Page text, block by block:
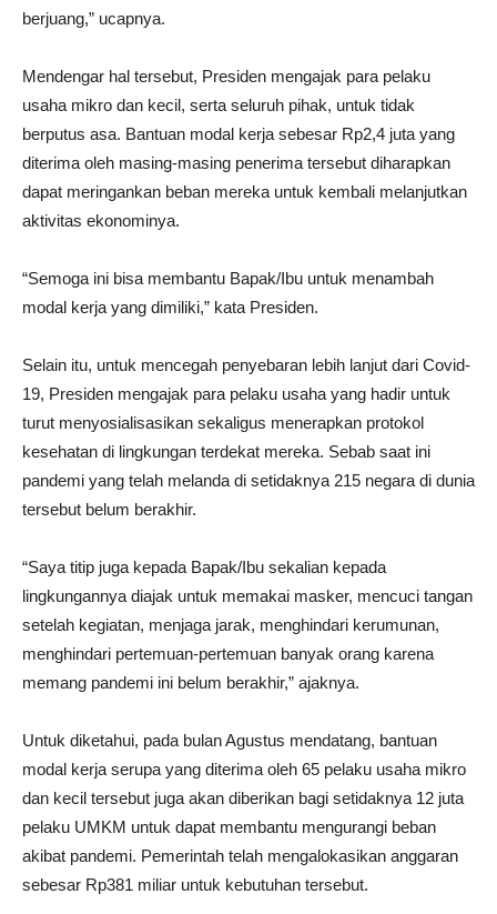
berjuang,” ucapnya.
Mendengar hal tersebut, Presiden mengajak para pelaku
usaha mikro dan kecil, serta seluruh pihak, untuk tidak
berputus asa. Bantuan modal kerja sebesar Rp2,4 juta yang
diterima oleh masing-masing penerima tersebut diharapkan
dapat meringankan beban mereka untuk kembali melanjutkan
aktivitas ekonominya.
“Semoga ini bisa membantu Bapak/Ibu untuk menambah
modal kerja yang dimiliki,” kata Presiden.
Selain itu, untuk mencegah penyebaran lebih lanjut dari Covid-
19, Presiden mengajak para pelaku usaha yang hadir untuk
turut menyosialisasikan sekaligus menerapkan protokol
kesehatan di lingkungan terdekat mereka. Sebab saat ini
pandemi yang telah melanda di setidaknya 215 negara di dunia
tersebut belum berakhir.
“Saya titip juga kepada Bapak/Ibu sekalian kepada
lingkungannya diajak untuk memakai masker, mencuci tangan
setelah kegiatan, menjaga jarak, menghindari kerumunan,
menghindari pertemuan-pertemuan banyak orang karena
memang pandemi ini belum berakhir,” ajaknya.
Untuk diketahui, pada bulan Agustus mendatang, bantuan
modal kerja serupa yang diterima oleh 65 pelaku usaha mikro
dan kecil tersebut juga akan diberikan bagi setidaknya 12 juta
pelaku UMKM untuk dapat membantu mengurangi beban
akibat pandemi. Pemerintah telah mengalokasikan anggaran
sebesar Rp381 miliar untuk kebutuhan tersebut.